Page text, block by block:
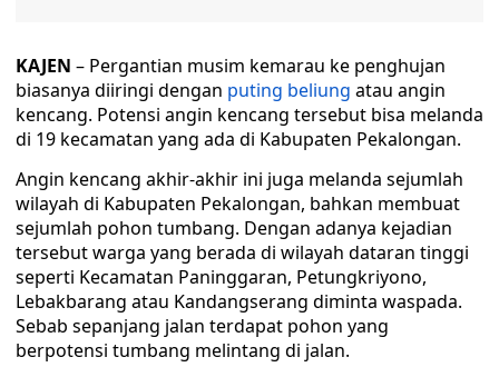
KAJEN – Pergantian musim kemarau ke penghujan
biasanya diiringi dengan puting beliung atau angin
kencang. Potensi angin kencang tersebut bisa melanda
di 19 kecamatan yang ada di Kabupaten Pekalongan.
Angin kencang akhir-akhir ini juga melanda sejumlah
wilayah di Kabupaten Pekalongan, bahkan membuat
sejumlah pohon tumbang. Dengan adanya kejadian
tersebut warga yang berada di wilayah dataran tinggi
seperti Kecamatan Paninggaran, Petungkriyono,
Lebakbarang atau Kandangserang diminta waspada.
Sebab sepanjang jalan terdapat pohon yang
berpotensi tumbang melintang di jalan.